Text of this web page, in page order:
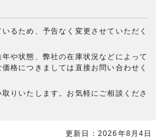
るため、予告なく変更させていただく
や状態、弊社の在庫状況などによって
格につきましては直接お問い合わせく
りいたします。お気軽にご相談くださ
更新日：2026年8月4日